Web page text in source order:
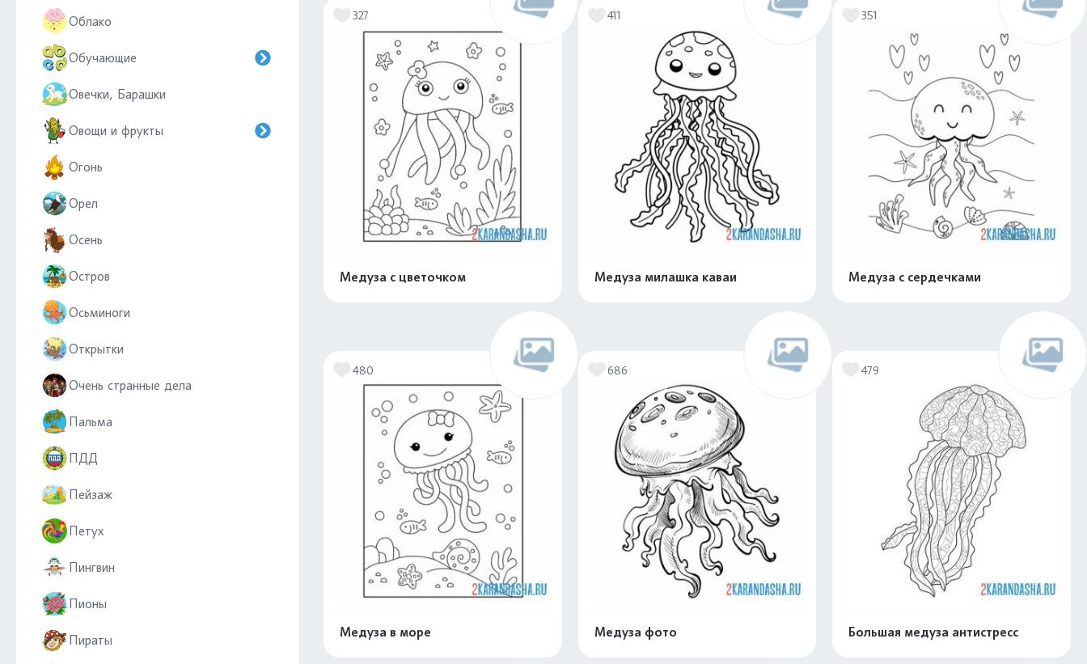
Облако
Обучающие
Овечки, Барашки
Овощи и фрукты
Огонь
Орел
Осень
Остров
Осьминоги
Открытки
Очень странные дела
Пальма
ПДД
Пейзаж
Петух
Пингвин
Пионы
Пираты
327
Медуза с цветочком
411
Медуза милашка каваи
351
Медуза с сердечками
480
Медуза в море
686
Медуза фото
479
Большая медуза антистресс